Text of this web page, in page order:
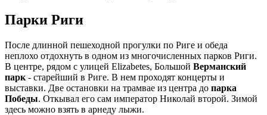
Парки Риги
После длинной пешеходной прогулки по Риге и обеда
неплохо отдохнуть в одном из многочисленных парков Риги.
В центре, рядом с улицей Elizabetes, Большой Верманский
парк - старейший в Риге. В нем проходят концерты и
выставки. Две остановки на трамвае из центра до парка
Победы. Откывал его сам император Николай второй. Зимой
здесь можно взять в арнеду лыжи.